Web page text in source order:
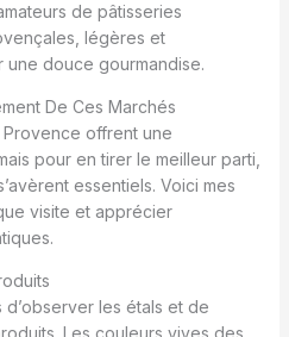
de pâtisseries
légères et
douce gourmandise.
De Ces Marchés
offrent une
pour en tirer le meilleur parti,
essentiels. Voici mes
visite et apprécier
les étals et de